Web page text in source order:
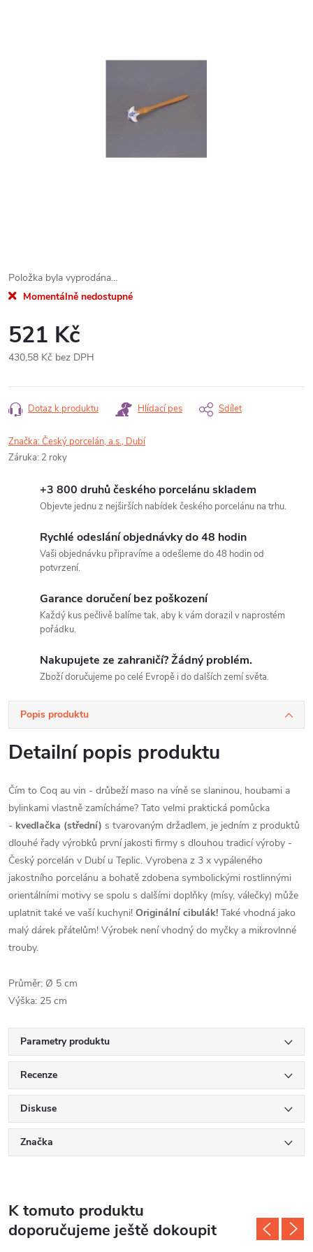
Položka byla vyprodána…
Momentálně nedostupné
521 Kč
430,58 Kč bez DPH
cena:
Dotaz k produktu Hlídací pes Sdílet
Značka:Český porcelán, a.s., Dubí
Záruka: 2 roky
+3 800 druhů českého porcelánu skladem
Objevte jednu z nejširších nabídek českého porcelánu na trhu.
Rychlé odeslání objednávky do 48 hodin
Vaši objednávku připravíme a odešleme do 48 hodin od
potvrzení.
Garance doručení bez poškození
Každý kus pečlivě balíme tak, aby k vám dorazil v naprostém
pořádku.
Nakupujete ze zahraničí? Žádný problém.
Zboží doručujeme po celé Evropě i do dalších zemí světa.
Popis produktu
Detailní popis produktu
Čím to Coq au vin - drůbeží maso na víně se slaninou, houbami a
bylinkami vlastně zamícháme? Tato velmi praktická pomůcka
- kvedlačka (střední) s tvarovaným držadlem, je jedním z produktů
dlouhé řady výrobků první jakosti firmy s dlouhou tradicí výroby -
Český porcelán v Dubí u Teplic. Vyrobena z 3 x vypáleného
jakostního porcelánu a bohatě zdobena symbolickými rostlinnými
orientálními motivy se spolu s dalšími doplňky (mísy, válečky) může
uplatnit také ve vaší kuchyni! Originální cibulák! Také vhodná jako
malý dárek přátelům! Výrobek není vhodný do myčky a mikrovlnné
trouby.
Průměr: Ø 5 cm
Výška: 25 cm
Parametry produktu
Recenze
Diskuse
Značka
K tomuto produktu
doporučujeme ještě dokoupit